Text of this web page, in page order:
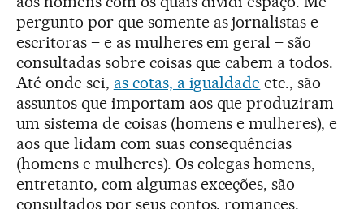
pergunto por que somente as jornalistas e
escritoras – e as mulheres em geral – são
consultadas sobre coisas que cabem a todos.
Até onde sei, as cotas, a igualdade etc., são
assuntos que importam aos que produziram
um sistema de coisas (homens e mulheres), e
aos que lidam com suas consequências
(homens e mulheres). Os colegas homens,
entretanto, com algumas exceções, são
consultados por seus contos, romances,